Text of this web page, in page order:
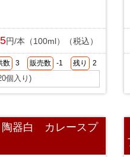
円/本（100ml）（税込）
数 3 販売数 -1 残り 2
個入り)
器白 カレースプ